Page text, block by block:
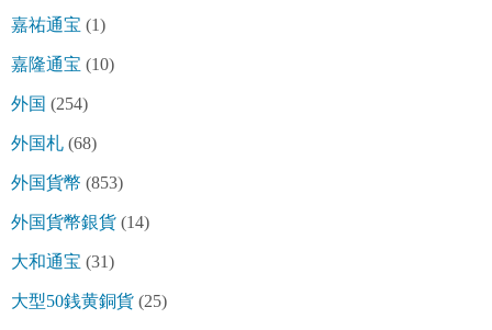
嘉祐通宝 (1)
嘉隆通宝 (10)
外国 (254)
外国札 (68)
外国貨幣 (853)
外国貨幣銀貨 (14)
大和通宝 (31)
大型50銭黄銅貨 (25)